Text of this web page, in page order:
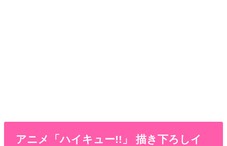
アニメ「ハイキュー!!」 描き下ろしイ